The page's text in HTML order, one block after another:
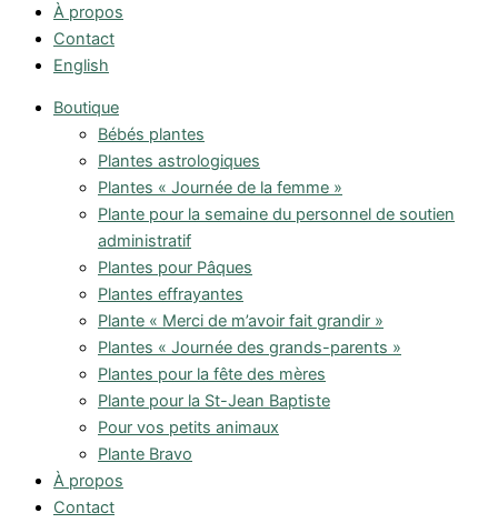
À propos
Contact
English
Boutique
Bébés plantes
Plantes astrologiques
Plantes « Journée de la femme »
Plante pour la semaine du personnel de soutien
administratif
Plantes pour Pâques
Plantes effrayantes
Plante « Merci de m’avoir fait grandir »
Plantes « Journée des grands-parents »
Plantes pour la fête des mères
Plante pour la St-Jean Baptiste
Pour vos petits animaux
Plante Bravo
À propos
Contact